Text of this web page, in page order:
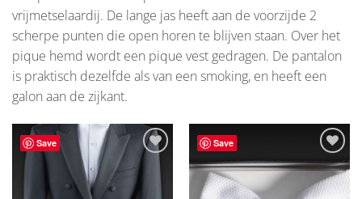
vrijmetselaardij. De lange jas heeft aan de voorzijde 2
scherpe punten die open horen te blijven staan. Over het
pique hemd wordt een pique vest gedragen. De pantalon
is praktisch dezelfde als van een smoking, en heeft een
galon aan de zijkant.
Save
Aan
verlanglijst
toevoegen
Save
Aan
verlanglijst
toevoegen